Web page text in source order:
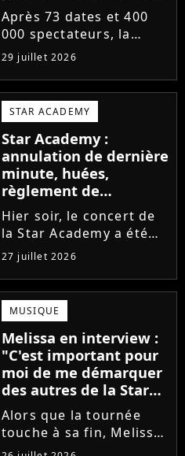
de la tournée
Après 73 dates et 400
000 spectateurs, la
tournée de la Star
Academy vient de se
terminer dans les
larmes. Sur les réseaux
sociaux, les élèves
adressent un dernier
message au public...
29 juillet 2026
STAR ACADEMY
Star Academy :
annulation de dernière
minute, huées,
règlement de
comptes... Que s'est-il
passé au concert de
Bayonne hier soir ?
Hier soir, le concert de
la Star Academy a été
mouvementé. Quelques
minutes avant le show,
trois élèves ont
annoncé ne pas vouloir
monter sur scène pour
des raisons politiques.
Leur...
27 juillet 2026
MUSIQUE
Melissa en interview :
"C'est important pour
moi de me démarquer
des autres de la Star
Academy"
Alors que la tournée
touche à sa fin, Melissa
se confie en interview